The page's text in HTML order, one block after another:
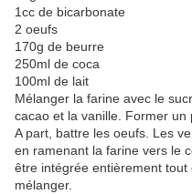
1cc de bicarbonate
2 oeufs
170g de beurre
250ml de coca
100ml de lait
Mélanger la farine avec le
cacao et la vanille. Former un
A part, battre les oeufs. Les
en ramenant la farine vers le
être intégrée entièrement
mélanger.